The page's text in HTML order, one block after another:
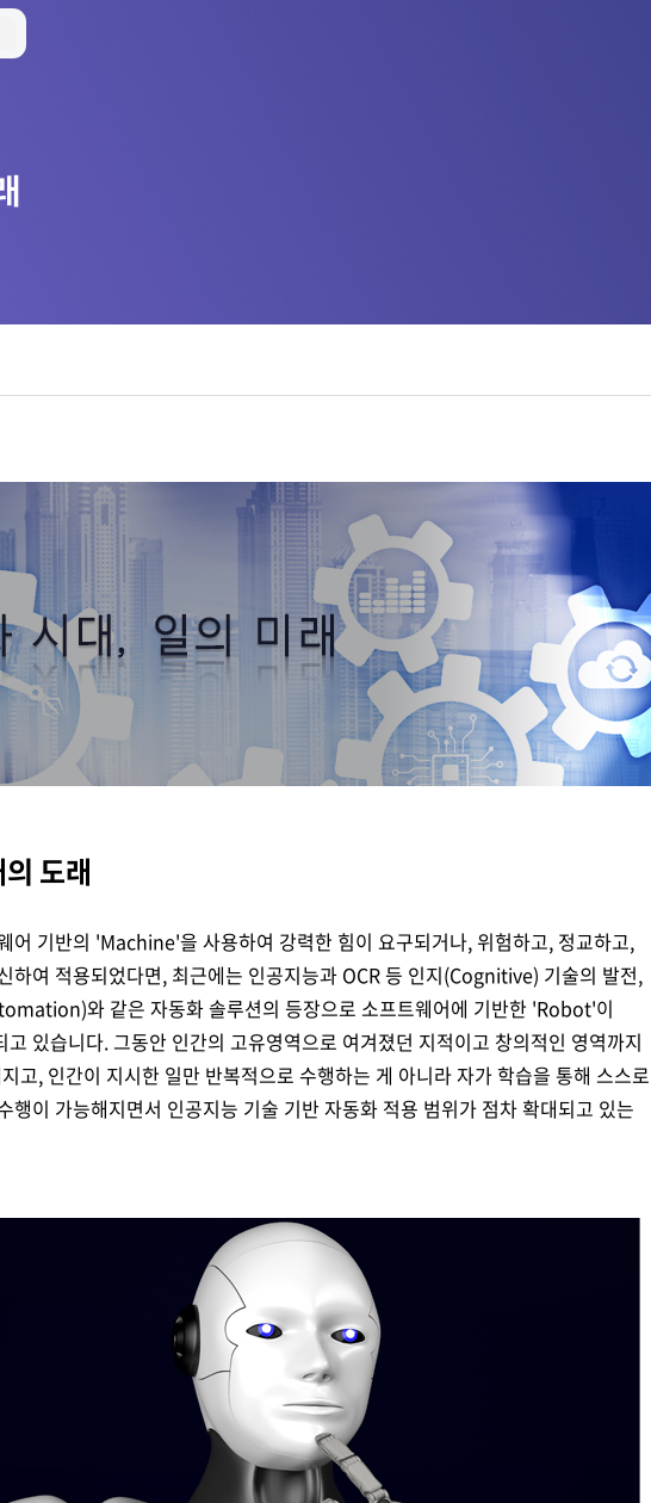
의 특별함
Platform
크
Center)
리케이션
디지털 공공
디지털 금융
디지털 헬스
CogniX
AI Agent 기반 SW 개발 플랫폼
Anyframe
개발 프레임워크
특별함
토리
안전보건경영
동반성장
윤리 & 준법경영
디지털 책임
보고서 & 정책
도래
어 기반의 'Machine'을 사용하여 강력한 힘이 요구되거나, 위험하고, 정교하고,
하여 적용되었다면, 최근에는 인공지능과 OCR 등 인지(Cognitive) 기술의 발전,
와 같은 자동화 솔루션의 등장으로 소프트웨어에 기반한 'Robot'이
있습니다. 그동안 인간의 고유영역으로 여겨졌던 지적이고 창의적인 영역까지
고, 인간이 지시한 일만 반복적으로 수행하는 게 아니라 자가 학습을 통해 스스로
행이 가능해지면서 인공지능 기술 기반 자동화 적용 범위가 점차 확대되고 있는